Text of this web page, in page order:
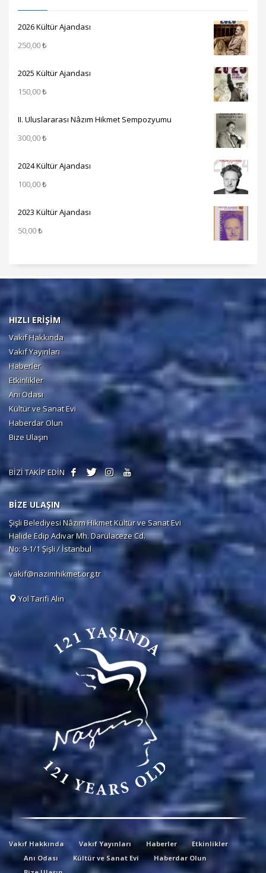
2026 Kültür Ajandası
250,00₺
2025 Kültür Ajandası
150,00₺
II. Uluslararası Nâzım Hikmet Sempozyumu
300,00₺
2024 Kültür Ajandası
100,00₺
2023 Kültür Ajandası
50,00₺
HIZLI ERİŞİM
Vakıf Hakkında
Vakıf Yayınları
Haberler
Etkinlikler
Anı Odası
Kültür ve Sanat Evi
Haberdar Olun
Bize Ulaşın
BİZİ TAKİP EDİN
BİZE ULAŞIN
Şişli Belediyesi Nâzım Hikmet Kültür ve Sanat Evi
Halide Edip Adıvar Mh. Darülaceze Cd.
No: 9-1/1 Şişli / İstanbul
vakif@nazimhikmet.org.tr
Yol Tarifi Alın
Vakıf Hakkında Vakıf Yayınları Haberler
Etkinlikler
Anı Odası
Kültür ve Sanat Evi
Haberdar Olun